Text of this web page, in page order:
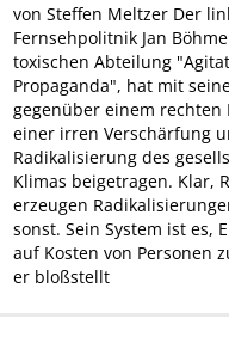
von Steffen Meltzer Der
Fernsehpolitnik Jan
toxischen Abteilung
Propaganda", hat mit
gegenüber einem rechten
einer irren Verschärfung
Radikalisierung des
Klimas beigetragen. Klar,
erzeugen
sonst. Sein System ist es,
auf Kosten von Personen
er bloßstellt